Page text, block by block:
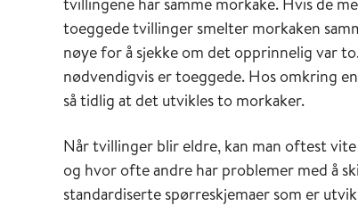
toeggede tvillinger smelter morkaken
nøye for å sjekke om det opprinnelig var
nødvendigvis er toeggede. Hos omkring
så tidlig at det utvikles to morkaker.
Når tvillinger blir eldre, kan man oftest
og hvor ofte andre har problemer med å
standardiserte spørreskjemaer som er